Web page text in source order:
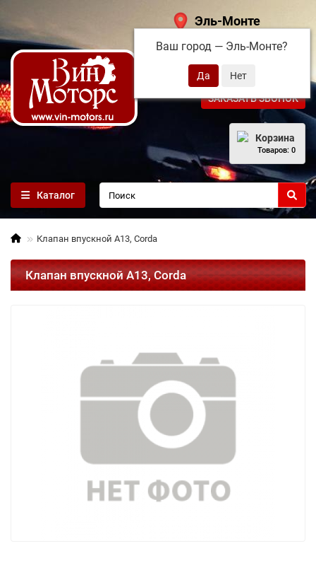
Эль-Монте
Ваш город — Эль-Монте?
+7 (495) 108-68-71
ЗАКАЗАТЬ ЗВОНОК
Корзина
Товаров: 0
Каталог
Клапан впускной A13, Corda
Клапан впускной A13, Corda